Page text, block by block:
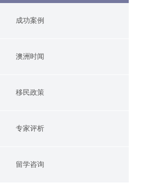
成功案例
澳洲时闻
移民政策
专家评析
留学咨询